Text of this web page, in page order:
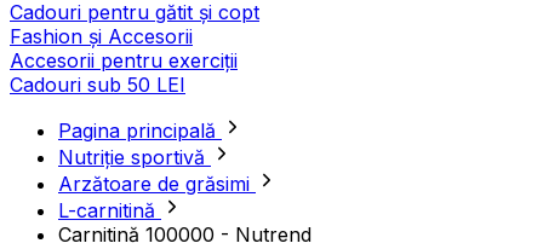
Cadouri pentru gătit și copt
Fashion și Accesorii
Accesorii pentru exerciții
Cadouri sub 50 LEI
Pagina principală
Nutriție sportivă
Arzătoare de grăsimi
L-carnitină
Carnitină 100000 - Nutrend